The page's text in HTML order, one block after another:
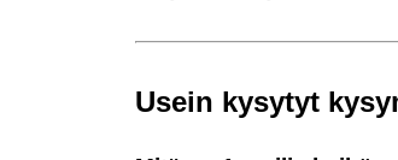
Usein kysytyt